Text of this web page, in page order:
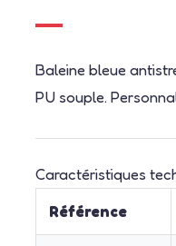
Baleine bleue
PU souple.
Caractéristiques
Référence